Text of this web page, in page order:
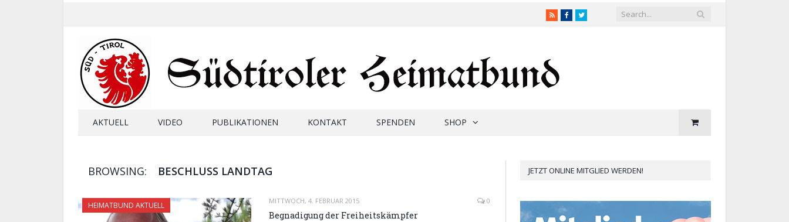
RSSFacebookTwitter
AKTUELL VIDEO PUBLIKATIONEN KONTAKT SPENDEN SHOP
BROWSING: BESCHLUSS LANDTAG
HEIMATBUND AKTUELL MITTWOCH, 4. FEBRUAR 2015 0
Begnadigung der Freiheitskämpfer
JETZT ONLINE MITGLIED WERDEN!